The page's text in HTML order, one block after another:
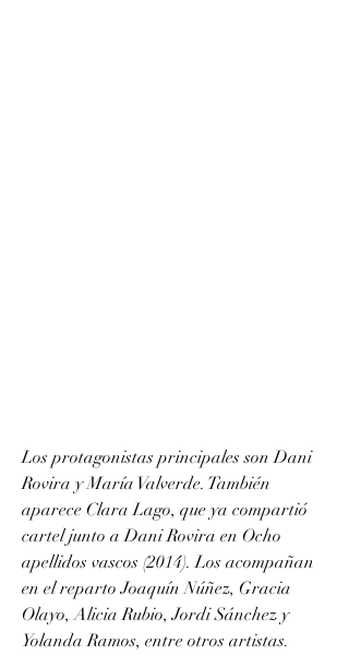
Los protagonistas principales son Dani
Rovira y María Valverde. También
aparece Clara Lago, que ya compartió
cartel junto a Dani Rovira en Ocho
apellidos vascos (2014). Los acompañan
en el reparto Joaquín Núñez, Gracia
Olayo, Alicia Rubio, Jordi Sánchez y
Yolanda Ramos, entre otros artistas.